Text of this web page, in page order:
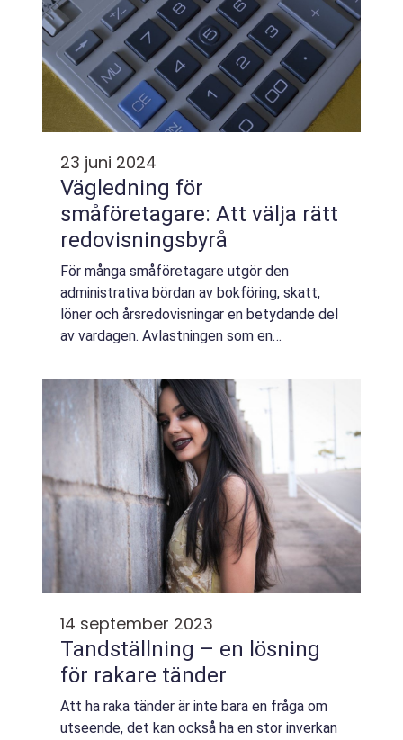
23 juni 2024
Vägledning för
småföretagare: Att välja rätt
redovisningsbyrå
För många småföretagare utgör den
administrativa bördan av bokföring, skatt,
löner och årsredovisningar en betydande del
av vardagen. Avlastningen som en
14 september 2023
Tandställning – en lösning
för rakare tänder
Att ha raka tänder är inte bara en fråga om
utseende, det kan också ha en stor inverkan